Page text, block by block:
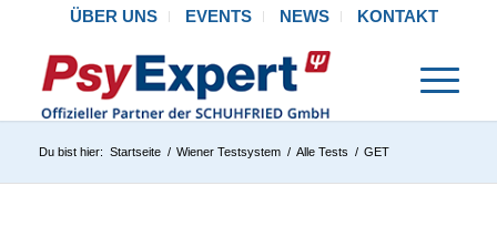
ÜBER UNS EVENTS NEWS KONTAKT
Du bist hier: Startseite / Wiener Testsystem / Alle Tests / GET